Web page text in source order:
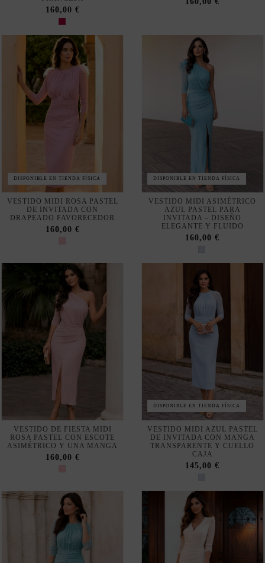
DISPONIBLE EN TIENDA FÍSICA
VESTIDO MIDI ROSA PASTEL
DE INVITADA CON
DRAPEADO FAVORECEDOR
160,00 €
DISPONIBLE EN TIENDA FÍSICA
VESTIDO MIDI ASIMÉTRICO
AZUL PASTEL PARA
INVITADA – DISEÑO
ELEGANTE Y FLUIDO
VESTIDO DE FIESTA MIDI
ROSA PASTEL CON ESCOTE
ASIMÉTRICO Y UNA MANGA
160,00 €
DISPONIBLE EN TIENDA FÍSICA
VESTIDO MIDI AZUL PASTEL
DE INVITADA CON MANGA
TRANSPARENTE Y CUELLO
145,00 €
DISPONIBLE EN TIENDA FÍSICA DISPONIBLE EN TIENDA FÍSICA
Suscribirse
Acepto las condiciones generales y la política de confidencialidad
Política de privacidad y cookies